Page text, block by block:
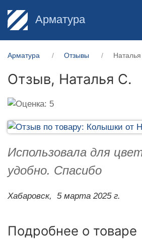
Арматура
Арматура Отзывы Наталья
Отзыв, Наталья С.
Использовала для
удобно. Спасибо
Хабаровск, 5 марта 2025 г.
Подробнее о товаре